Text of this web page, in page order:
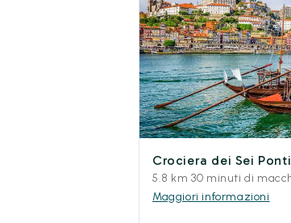
Crociera dei Sei
5.8 km 30 minuti di
Maggiori informazioni